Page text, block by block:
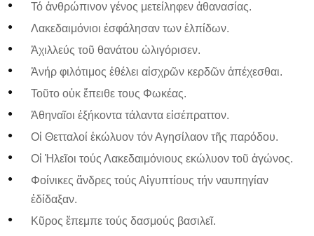
Τό ἀνθρώπινον γένος μετείληφεν ἀθανασίας.
Λακεδαιμόνιοι ἐσφάλησαν των ἐλπίδων.
Ἀχιλλεύς τοῦ θανάτου ὠλιγόρισεν.
Ἁνήρ φιλότιμος ἐθέλει αἰσχρῶν κερδῶν ἀπέχεσθαι.
Τοῦτο οὐκ ἔπειθε τους Φωκέας.
Ἀθηναῖοι ἐξήκοντα τάλαντα εἰσέπραττον.
Οἱ Θετταλοί ἐκώλυον τόν Αγησίλαον τῆς παρόδου.
Οἱ Ἠλεῖοι τούς Λακεδαιμόνιους εκώλυον τοῦ ἀγώνος.
Φοίνικες ἄνδρες τούς Αἰγυπτίους τήν ναυπηγίαν
ἐδίδαξαν.
Κῦρος ἔπεμπε τούς δασμούς βασιλεῖ.